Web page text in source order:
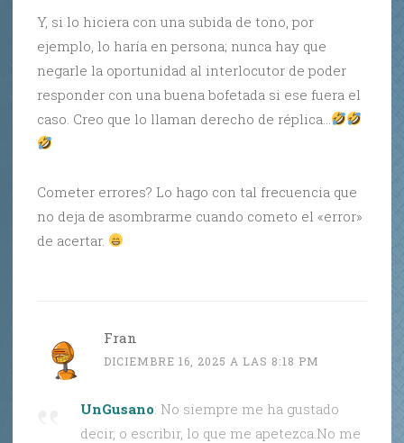
Y, si lo hiciera con una subida de tono, por
ejemplo, lo haría en persona; nunca hay que
negarle la oportunidad al interlocutor de poder
responder con una buena bofetada si ese fuera el
caso. Creo que lo llaman derecho de réplica…
Cometer errores? Lo hago con tal frecuencia que
no deja de asombrarme cuando cometo el «error»
de acertar.
Fran
DICIEMBRE 16, 2025 A LAS 8:18 PM
UnGusano: No siempre me ha gustado
decir, o escribir, lo que me apetezca.No me